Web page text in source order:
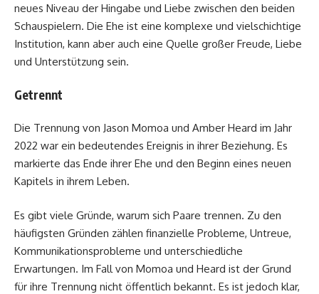
neues Niveau der Hingabe und Liebe zwischen den beiden
Schauspielern. Die Ehe ist eine komplexe und vielschichtige
Institution, kann aber auch eine Quelle großer Freude, Liebe
und Unterstützung sein.
Getrennt
Die Trennung von Jason Momoa und Amber Heard im Jahr
2022 war ein bedeutendes Ereignis in ihrer Beziehung. Es
markierte das Ende ihrer Ehe und den Beginn eines neuen
Kapitels in ihrem Leben.
Es gibt viele Gründe, warum sich Paare trennen. Zu den
häufigsten Gründen zählen finanzielle Probleme, Untreue,
Kommunikationsprobleme und unterschiedliche
Erwartungen. Im Fall von Momoa und Heard ist der Grund
für ihre Trennung nicht öffentlich bekannt. Es ist jedoch klar,